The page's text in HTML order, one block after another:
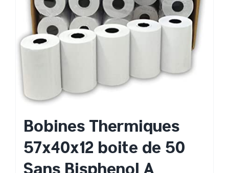
Bobines Thermiques
57x40x12 boite de 50